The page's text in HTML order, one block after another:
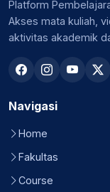
Platform
Akses mata kuliah,
aktivitas akademik
Navigasi
Home
Fakultas
Course